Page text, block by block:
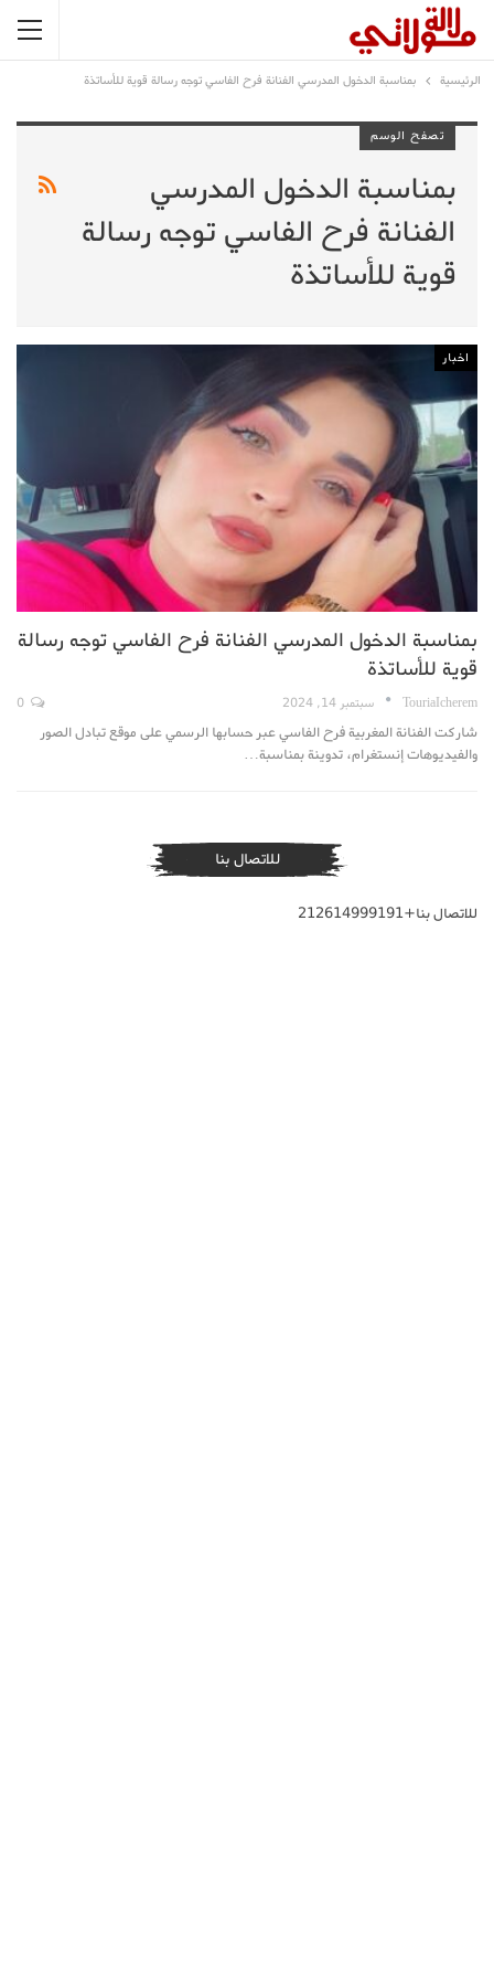
الرئيسية بمناسبة الدخول المدرسي الفنانة فرح الفاسي توجه رسالة قوية للأساتذة
تصفح الوسم
بمناسبة الدخول المدرسي
الفنانة فرح الفاسي توجه رسالة
قوية للأساتذة
اخبار
بمناسبة الدخول المدرسي الفنانة فرح الفاسي توجه رسالة
قوية للأساتذة
TouriaIcherem سبتمبر 14, 2024
شاركت الفنانة المغربية فرح الفاسي عبر حسابها الرسمي على موقع تبادل الصور
والفيديوهات إنستغرام، تدوينة بمناسبة…
للاتصال بنا
للاتصال بنا+212614999191